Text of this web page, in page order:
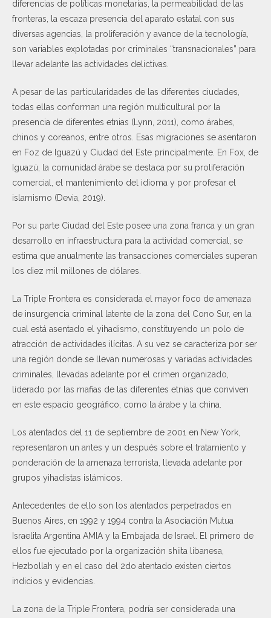
diferencias de políticas monetarias, la permeabilidad de las
fronteras, la escaza presencia del aparato estatal con sus
diversas agencias, la proliferación y avance de la tecnología,
son variables explotadas por criminales “transnacionales” para
llevar adelante las actividades delictivas.
A pesar de las particularidades de las diferentes ciudades,
todas ellas conforman una región multicultural por la
presencia de diferentes etnias (Lynn, 2011), como árabes,
chinos y coreanos, entre otros. Esas migraciones se asentaron
en Foz de Iguazú y Ciudad del Este principalmente. En Fox, de
Iguazú, la comunidad árabe se destaca por su proliferación
comercial, el mantenimiento del idioma y por profesar el
islamismo (Devia, 2019).
Por su parte Ciudad del Este posee una zona franca y un gran
desarrollo en infraestructura para la actividad comercial, se
estima que anualmente las transacciones comerciales superan
los diez mil millones de dólares.
La Triple Frontera es considerada el mayor foco de amenaza
de insurgencia criminal latente de la zona del Cono Sur, en la
cual está asentado el yihadismo, constituyendo un polo de
atracción de actividades ilícitas. A su vez se caracteriza por ser
una región donde se llevan numerosas y variadas actividades
criminales, llevadas adelante por el crimen organizado,
liderado por las mafias de las diferentes etnias que conviven
en este espacio geográfico, como la árabe y la china.
Los atentados del 11 de septiembre de 2001 en New York,
representaron un antes y un después sobre el tratamiento y
ponderación de la amenaza terrorista, llevada adelante por
grupos yihadistas islámicos.
Antecedentes de ello son los atentados perpetrados en
Buenos Aires, en 1992 y 1994 contra la Asociación Mutua
Israelita Argentina AMIA y la Embajada de Israel. El primero de
ellos fue ejecutado por la organización shiita libanesa,
Hezbollah y en el caso del 2do atentado existen ciertos
indicios y evidencias.
La zona de la Triple Frontera, podría ser considerada una